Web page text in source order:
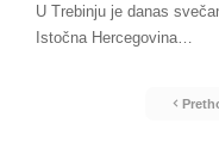
U Trebinju je danas
Istočna Hercegovina